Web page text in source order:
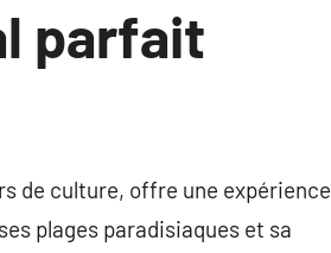
parfait
de culture, offre une expérience
plages paradisiaques et sa